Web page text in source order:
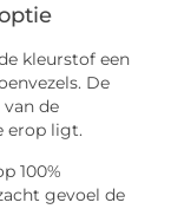
kleurstof een
De
de
erop ligt.
100%
gevoel de